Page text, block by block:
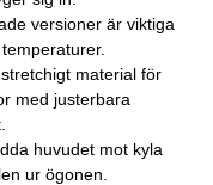
versioner är viktiga
material för
med justerbara
huvudet mot kyla
ur ögonen.